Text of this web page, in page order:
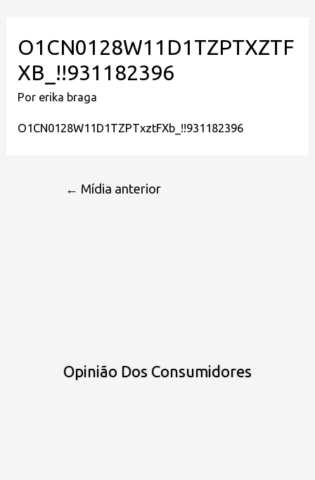
O1CN0128W11D1TZPTXZTF
XB_!!931182396
Por erika braga
O1CN0128W11D1TZPTxztFXb_!!931182396
← Mídia anterior
Opinião Dos Consumidores